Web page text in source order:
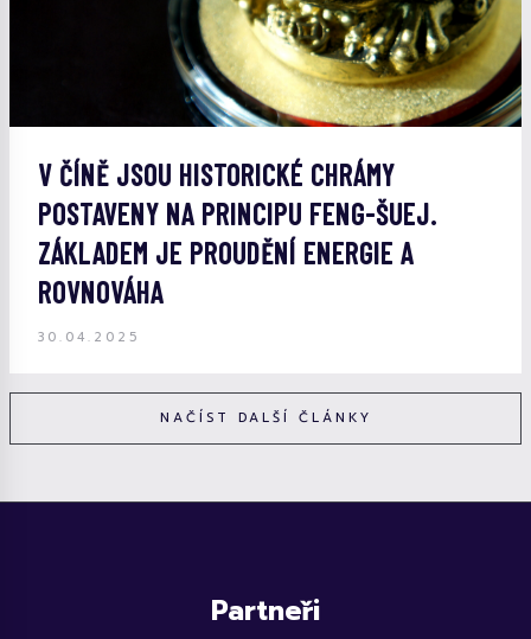
V ČÍNĚ JSOU HISTORICKÉ CHRÁMY
POSTAVENY NA PRINCIPU FENG-ŠUEJ.
ZÁKLADEM JE PROUDĚNÍ ENERGIE A
ROVNOVÁHA
30.04.2025
NAČÍST DALŠÍ ČLÁNKY
Partneři